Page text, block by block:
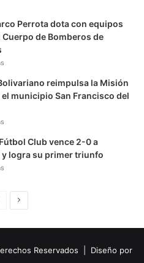
Perrota dota con equipos
de Bomberos de
reimpulsa la Misión
municipio San Francisco del
Club vence 2-0 a
logra su primer triunfo
u
Reservados | Diseño por